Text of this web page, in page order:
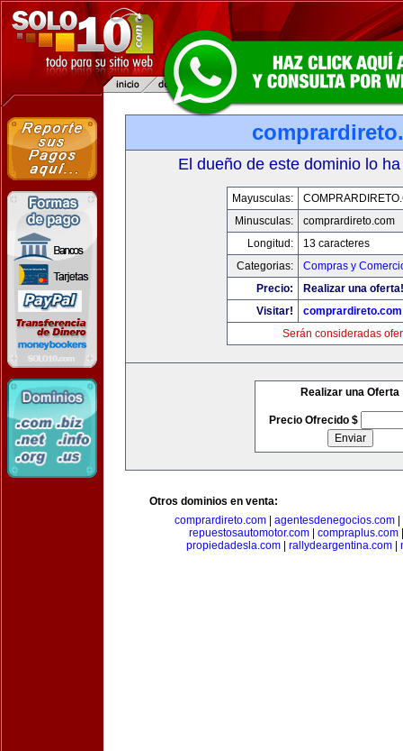
El dueño de este dominio lo
Mayusculas:
Minusculas:
comprardireto.com
Longitud:
13 caracteres
Categorias:
Compras y
Precio:
Realizar una oferta!
Visitar!
comprardireto.com
Serán consideradas
Realizar una Oferta
Precio Ofrecido $
Otros dominios en venta:
comprardireto.com| agentesdenegocios.com|
repuestosautomotor.com
compraplus.com
propiedadesla.com| rallydeargentina.com|